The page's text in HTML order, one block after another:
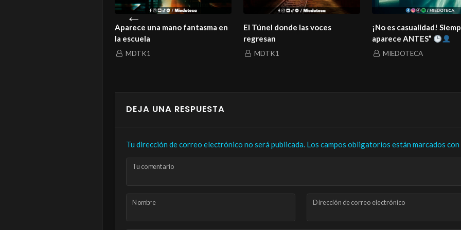
Aparece una mano fantasma en
la escuela
MDTK1
El Túnel donde las voces
regresan
MDTK1
¡No es casualidad!
aparece ANTES”
MIEDOTECA
DEJA UNA RESPUESTA
Tu dirección de correo electrónico no será publicada. Los campos obligatorios están marcados con
Tu comentario
Nombre Dirección de correo electrónico